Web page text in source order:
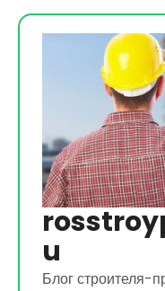
Перейти
u
Блог строителя-